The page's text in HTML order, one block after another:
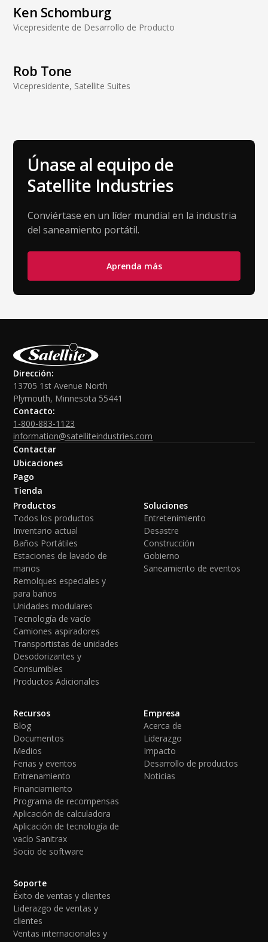
Ken Schomburg
Vicepresidente de Desarrollo de Producto
Rob Tone
Vicepresidente, Satellite Suites
Únase al equipo de
Satellite Industries
Conviértase en un líder mundial en la industria
del saneamiento portátil.
Aprenda más
Dirección:
13705 1st Avenue North
Plymouth, Minnesota 55441
Contacto:
1-800-883-1123
information@satelliteindustries.com
Contactar
Ubicaciones
Pago
Tienda
Productos
Todos los productos
Inventario actual
Baños Portátiles
Estaciones de lavado de
manos
Remolques especiales y
para baños
Unidades modulares
Tecnología de vacío
Camiones aspiradores
Transportistas de unidades
Desodorizantes y
Consumibles
Productos Adicionales
Soluciones
Entretenimiento
Desastre
Construcción
Gobierno
Saneamiento de eventos
Recursos
Blog
Documentos
Medios
Ferias y eventos
Entrenamiento
Financiamiento
Programa de recompensas
Aplicación de calculadora
Aplicación de tecnología de
vacío Sanitrax
Socio de software
Empresa
Acerca de
Liderazgo
Impacto
Desarrollo de productos
Noticias
Soporte
Éxito de ventas y clientes
Liderazgo de ventas y
clientes
Ventas internacionales y